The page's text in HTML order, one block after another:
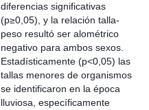
diferencias significativas
(p≥0,05), y la relación talla-
peso resultó ser alométrico
negativo para ambos sexos.
Estadísticamente (p<0,05) las
tallas menores de organismos
se identificaron en la época
lluviosa, específicamente